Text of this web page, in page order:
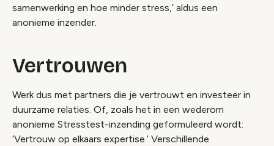
samenwerking en hoe minder stress,’ aldus een
anonieme inzender.
Vertrouwen
Werk dus met partners die je vertrouwt en investeer in
duurzame relaties. Of, zoals het in een wederom
anonieme Stresstest-inzending geformuleerd wordt:
‘Vertrouw op elkaars expertise.’ Verschillende